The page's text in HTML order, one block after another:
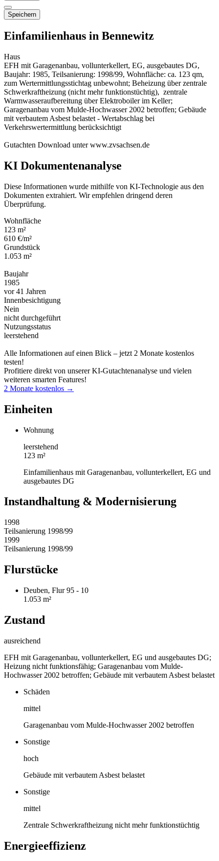
Speichern
Einfamilienhaus in Bennewitz
Haus
EFH mit Garagenanbau, vollunterkellert, EG, ausgebautes DG,
Baujahr: 1985, Teilsanierung: 1998/99, Wohnfläche: ca. 123 qm,
zum Wertermittlungsstichtag unbewohnt; Beheizung über zentrale
Schwerkraftheizung (nicht mehr funktionstüchtig), zentrale
Warmwasseraufbereitung über Elektroboiler im Keller;
Garagenanbau vom Mulde-Hochwasser 2002 betroffen; Gebäude
mit verbautem Asbest belastet - Wertabschlag bei
Verkehrswertermittlung berücksichtigt
Gutachten Download unter www.zvsachsen.de
KI Dokumentenanalyse
Diese Informationen wurde mithilfe von KI-Technologie aus den
Dokumenten extrahiert. Wir empfehlen dringend deren
Überprüfung.
Wohnfläche
123 m²
610 €/m²
Grundstück
1.053 m²
Baujahr
1985
vor 41 Jahren
Innenbesichtigung
Nein
nicht durchgeführt
Nutzungsstatus
leerstehend
Alle Informationen auf einen Blick – jetzt 2 Monate kostenlos
testen!
Profitiere direkt von unserer KI-Gutachtenanalyse und vielen
weiteren smarten Features!
2 Monate kostenlos →
Einheiten
Wohnung
leerstehend
123 m²
Einfamilienhaus mit Garagenanbau, vollunterkellert, EG und
ausgebautes DG
Instandhaltung & Modernisierung
1998
Teilsanierung 1998/99
1999
Teilsanierung 1998/99
Flurstücke
Deuben, Flur 95 - 10
1.053 m²
Zustand
ausreichend
EFH mit Garagenanbau, vollunterkellert, EG und ausgebautes DG;
Heizung nicht funktionsfähig; Garagenanbau vom Mulde-
Hochwasser 2002 betroffen; Gebäude mit verbautem Asbest belastet
Schäden
mittel
Garagenanbau vom Mulde-Hochwasser 2002 betroffen
Sonstige
hoch
Gebäude mit verbautem Asbest belastet
Sonstige
mittel
Zentrale Schwerkraftheizung nicht mehr funktionstüchtig
Energieeffizienz